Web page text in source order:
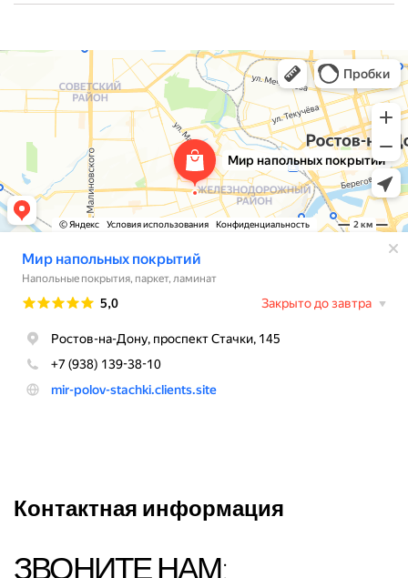
Контактная информация
ЗВОНИТЕ НАМ: